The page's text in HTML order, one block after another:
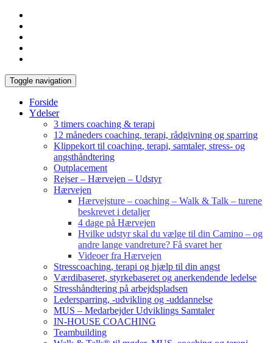
Toggle navigation
Forside
Ydelser
3 timers coaching & terapi
12 måneders coaching, terapi, rådgivning og sparring
Klippekort til coaching, terapi, samtaler, stress- og
angsthåndtering
Outplacement
Rejser – Hærvejen – Udstyr
Hærvejen
Hærvejsture – coaching – Walk & Talk – turene
beskrevet i detaljer
4 dage på Hærvejen
Hvilke udstyr skal du vælge til din Camino – og
andre lange vandreture? Få svaret her
Videoer fra Hærvejen
Stresscoaching, terapi og hjælp til din angst
Værdibaseret, styrkebaseret og anerkendende ledelse
Stresshåndtering på arbejdspladsen
Ledersparring, -udvikling og -uddannelse
MUS – Medarbejder Udviklings Samtaler
IN-HOUSE COACHING
Teambuilding